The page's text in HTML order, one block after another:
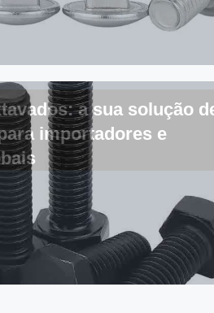
a sua solução
importadores e